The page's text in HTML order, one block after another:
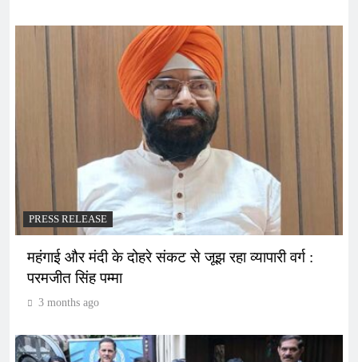
PRESS RELEASE
महंगाई और मंदी के दोहरे संकट से जूझ रहा व्यापारी वर्ग :
परमजीत सिंह पम्मा
3 months ago